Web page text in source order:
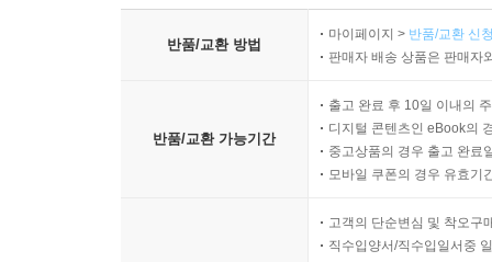
반품/교환 방법
마이페이지 > 반품/교환 신
판매자 배송 상품은 판매자
반품/교환 가능기간
출고 완료 후 10일 이내의
디지털 콘텐츠인 eBook의
중고상품의 경우 출고 완료
모바일 쿠폰의 경우 유효기
고객의 단순변심 및 착오구
직수입양서/직수입일서중